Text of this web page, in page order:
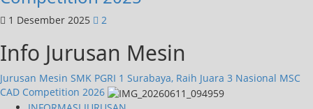
1 Desember 2025 2
Info Jurusan Mesin
Jurusan Mesin SMK PGRI 1 Surabaya, Raih Juara 3 Nasional MSC
CAD Competition 2026